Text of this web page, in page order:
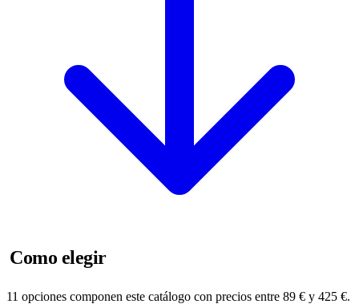
Como elegir
11 opciones componen este catálogo con precios entre 89 € y 425 €.